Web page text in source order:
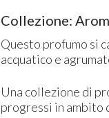
Collezione:
Questo profumo si
acquatico e
Una collezione di
progressi in ambito